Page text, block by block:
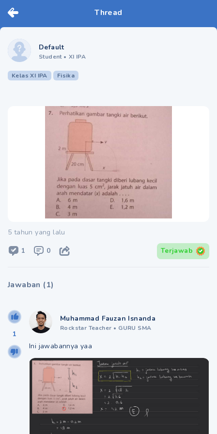
Thread
Default
Student • XI IPA
Kelas XI IPA Fisika
5 tahun yang lalu
1 0 Terjawab
Jawaban (1)
1
Muhammad Fauzan Isnanda
Rockstar Teacher • GURU SMA
Ini jawabannya yaa